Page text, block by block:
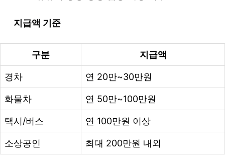
지급액 기준
구분 지급액
경차 연 20만~30만원
화물차 연 50만~100만원
택시/버스 연 100만원 이상
소상공인 최대 200만원 내외